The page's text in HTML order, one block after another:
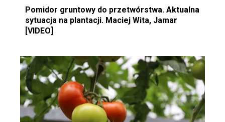
Pomidor gruntowy do przetwórstwa. Aktualna
sytuacja na plantacji. Maciej Wita, Jamar
[VIDEO]